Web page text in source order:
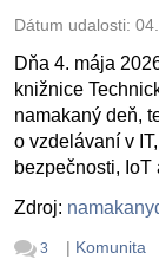
Dátum udalosti:
Dňa 4. mája
knižnice
namakaný deň,
o vzdelávaní v
bezpečnosti,
Zdroj:
3 | Komunita